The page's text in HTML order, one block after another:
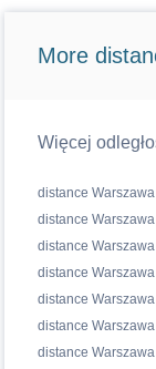
More
Więcej
distance
distance
distance
distance
distance
distance
distance